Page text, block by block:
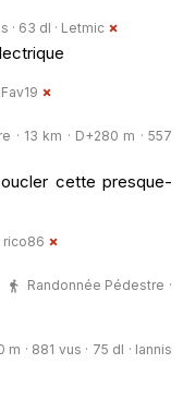
· 63 dl · Letmic
· 13 km · D+280 m · 557
cette presque-
rico86
Randonnée Pédestre ·
· 881 vus · 75 dl · Iannis